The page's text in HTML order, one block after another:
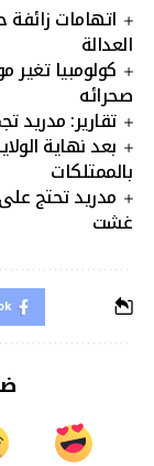
اتهامات
العدالة
كولومبيا
صحرائه
تقارير: مدريد
بعد نهاية
بالممتلكات
غشت